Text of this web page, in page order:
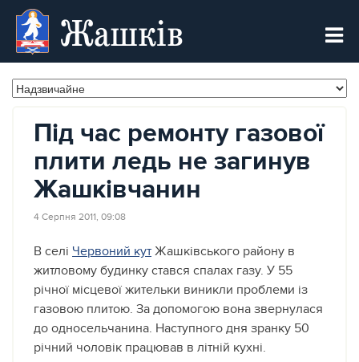
Жашків
Під час ремонту газової
плити ледь не загинув
Жашківчанин
4 Серпня 2011, 09:08
В селі Червоний кут Жашківського району в
житловому будинку стався спалах газу. У 55
річної місцевої жительки виникли проблеми із
газовою плитою. За допомогою вона звернулася
до односельчанина. Наступного дня зранку 50
річний чоловік працював в літній кухні.